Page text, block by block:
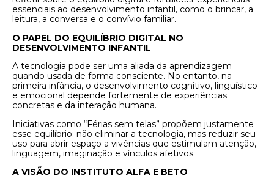
essenciais ao desenvolvimento infantil, como o brincar, a
leitura, a conversa e o convívio familiar.
O PAPEL DO EQUILÍBRIO DIGITAL NO
DESENVOLVIMENTO INFANTIL
A tecnologia pode ser uma aliada da aprendizagem
quando usada de forma consciente. No entanto, na
primeira infância, o desenvolvimento cognitivo, linguístico
e emocional depende fortemente de experiências
concretas e da interação humana.
Iniciativas como “Férias sem telas” propõem justamente
esse equilíbrio: não eliminar a tecnologia, mas reduzir seu
uso para abrir espaço a vivências que estimulam atenção,
linguagem, imaginação e vínculos afetivos.
A VISÃO DO INSTITUTO ALFA E BETO